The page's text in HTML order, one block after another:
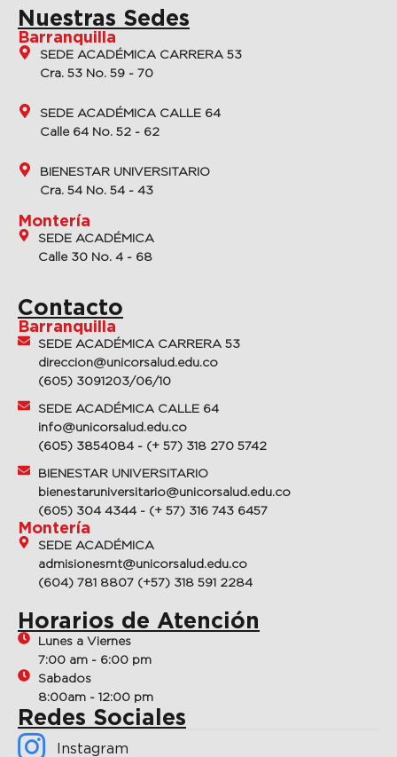
Nuestras Sedes
Barranquilla
SEDE ACADÉMICA CARRERA 53
Cra. 53 No. 59 - 70
SEDE ACADÉMICA CALLE 64
Calle 64 No. 52 - 62
BIENESTAR UNIVERSITARIO
Cra. 54 No. 54 - 43
Montería
SEDE ACADÉMICA
Calle 30 No. 4 - 68
Contacto
Barranquilla
SEDE ACADÉMICA CARRERA 53
direccion@unicorsalud.edu.co
(605) 3091203/06/10
SEDE ACADÉMICA CALLE 64
info@unicorsalud.edu.co
(605) 3854084 - (+ 57) 318 270 5742
BIENESTAR UNIVERSITARIO
bienestaruniversitario@unicorsalud.edu.co
(605) 304 4344 - (+ 57) 316 743 6457
Montería
SEDE ACADÉMICA
admisionesmt@unicorsalud.edu.co
(604) 781 8807 (+57) 318 591 2284
Horarios de Atención
Lunes a Viernes
7:00 am - 6:00 pm
Sabados
8:00am - 12:00 pm
Redes Sociales
Instagram